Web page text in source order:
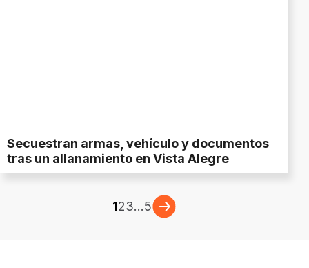
Secuestran armas, vehículo y documentos
tras un allanamiento en Vista Alegre
123...5